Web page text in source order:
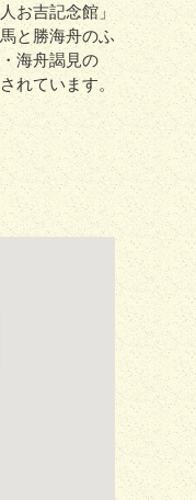
お吉記念館」
と勝海舟のふ
海舟謁見の
れています。